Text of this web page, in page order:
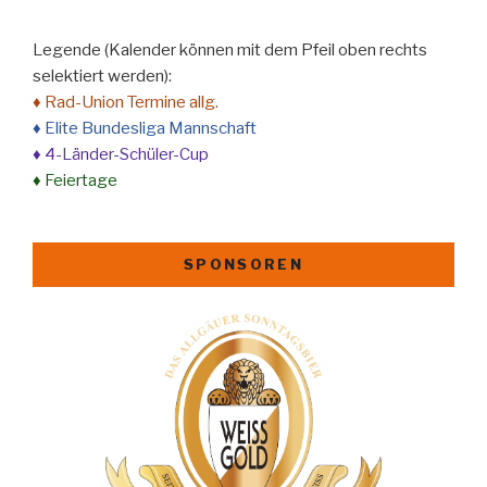
Legende (Kalender können mit dem Pfeil oben rechts
selektiert werden):
♦ Rad-Union Termine allg.
♦ Elite Bundesliga Mannschaft
♦ 4-Länder-Schüler-Cup
♦ Feiertage
SPONSOREN